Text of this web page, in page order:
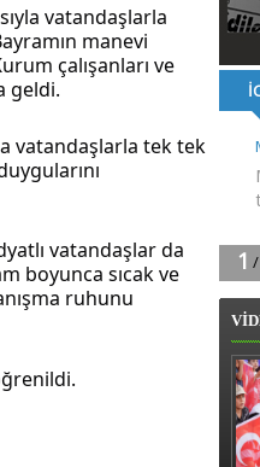
vatandaşlarla
manevi
çalışanları ve
geldi.
vatandaşlarla tek tek
vatandaşlar da
boyunca sıcak ve
ruhunu